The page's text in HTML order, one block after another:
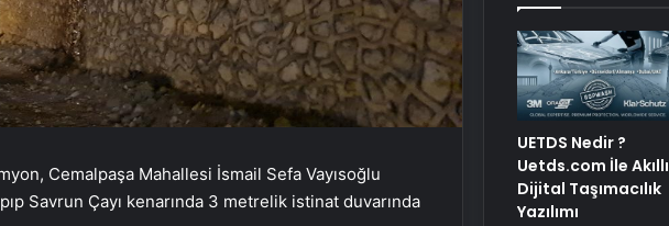
Cemalpaşa Mahallesi İsmail Sefa Vayısoğlu
Savrun Çayı kenarında 3 metrelik istinat duvarında
UETDS Nedir ?
Uetds.com İle Akıllı
Dijital Taşımacılık
Yazılımı